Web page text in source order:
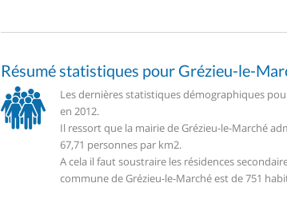
Résumé statistiques pour Grézieu-le-
Les dernières statistiques démographiques
en 2012.
Il ressort que la mairie de Grézieu-le-Marché
67,71 personnes par km2.
A cela il faut soustraire les résidences
commune de Grézieu-le-Marché est de 751